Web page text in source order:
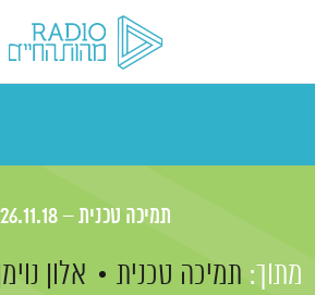
תמיכה טכנית – 26.11.18
מתוך: תמיכה טכנית אלון